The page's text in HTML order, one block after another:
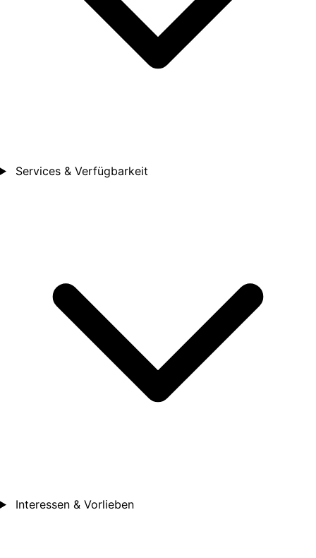
Services & Verfügbarkeit
Interessen & Vorlieben